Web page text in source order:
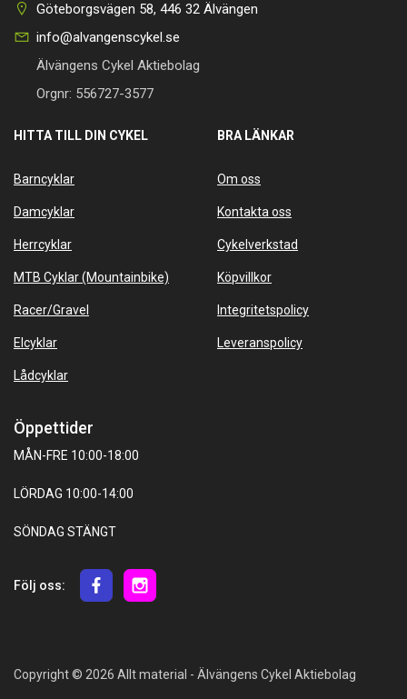
Göteborgsvägen 58, 446 32 Älvängen
info@alvangenscykel.se
Älvängens Cykel Aktiebolag
Orgnr: 556727-3577
HITTA TILL DIN CYKEL
Barncyklar
Damcyklar
Herrcyklar
MTB Cyklar (Mountainbike)
Racer/Gravel
Elcyklar
Lådcyklar
BRA LÄNKAR
Om oss
Kontakta oss
Cykelverkstad
Köpvillkor
Integritetspolicy
Leveranspolicy
Öppettider
MÅN-FRE 10:00-18:00
LÖRDAG 10:00-14:00
SÖNDAG STÄNGT
Följ oss:
Copyright © 2026 Allt material - Älvängens Cykel Aktiebolag